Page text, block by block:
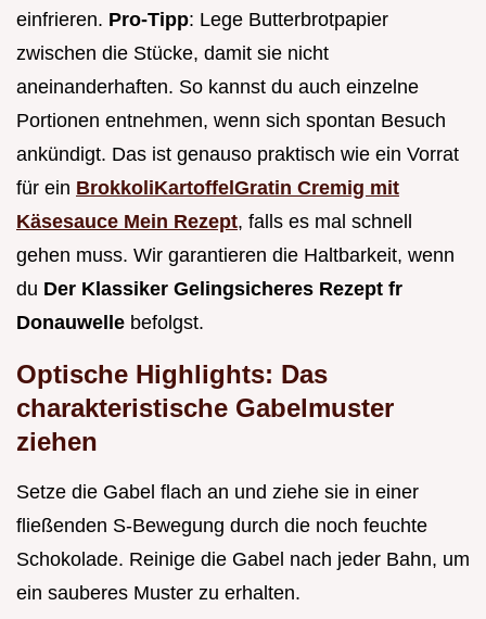
einfrieren. Pro-Tipp: Lege Butterbrotpapier
zwischen die Stücke, damit sie nicht
aneinanderhaften. So kannst du auch einzelne
Portionen entnehmen, wenn sich spontan Besuch
ankündigt. Das ist genauso praktisch wie ein Vorrat
für ein BrokkoliKartoffelGratin Cremig mit
Käsesauce Mein Rezept, falls es mal schnell
gehen muss. Wir garantieren die Haltbarkeit, wenn
du Der Klassiker Gelingsicheres Rezept fr
Donauwelle befolgst.
Optische Highlights: Das
charakteristische Gabelmuster
ziehen
Setze die Gabel flach an und ziehe sie in einer
fließenden S-Bewegung durch die noch feuchte
Schokolade. Reinige die Gabel nach jeder Bahn, um
ein sauberes Muster zu erhalten.